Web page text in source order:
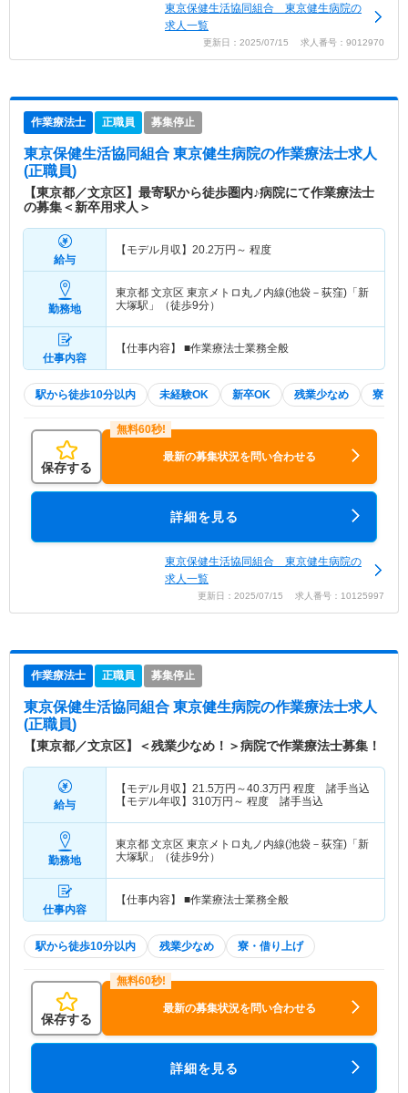
東京保健生活協同組合 東京健生病院の
求人一覧
更新日：2025/07/15 求人番号：9012970
作業療法士 正職員 募集停止
東京保健生活協同組合 東京健生病院の作業療法士求人
(正職員)
【東京都／文京区】最寄駅から徒歩圏内♪病院にて作業療法士
の募集＜新卒用求人＞
給与
【モデル月収】 20.2万円～ 程度
勤務地
東京都 文京区 東京メトロ丸ノ内線(池袋－荻窪)「新
大塚駅」（徒歩9分）
仕事内容
【仕事内容】 ■作業療法士業務全般
駅から徒歩10分以内 未経験OK 新卒OK 残業少なめ 寮・借
保存する
最新の募集状況を問い合わせる
詳細を見る
東京保健生活協同組合 東京健生病院の
求人一覧
更新日：2025/07/15 求人番号：10125997
作業療法士 正職員 募集停止
東京保健生活協同組合 東京健生病院の作業療法士求人
(正職員)
【東京都／文京区】＜残業少なめ！＞病院で作業療法士募集！
給与
【モデル月収】 21.5万円～40.3万円 程度 諸手当込
【モデル年収】 310万円～ 程度 諸手当込
勤務地
東京都 文京区 東京メトロ丸ノ内線(池袋－荻窪)「新
大塚駅」（徒歩9分）
仕事内容
【仕事内容】 ■作業療法士業務全般
駅から徒歩10分以内 残業少なめ 寮・借り上げ
保存する
最新の募集状況を問い合わせる
詳細を見る